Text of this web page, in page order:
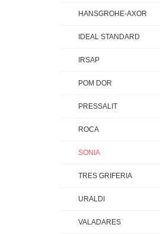
HANSGROHE-AXOR
IDEAL STANDARD
IRSAP
POM DOR
PRESSALIT
ROCA
SONIA
TRES GRIFERIA
URALDI
VALADARES